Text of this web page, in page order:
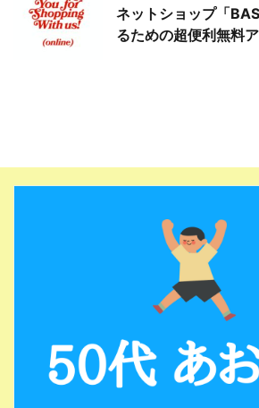
ネットショップ「
るための超便利無料